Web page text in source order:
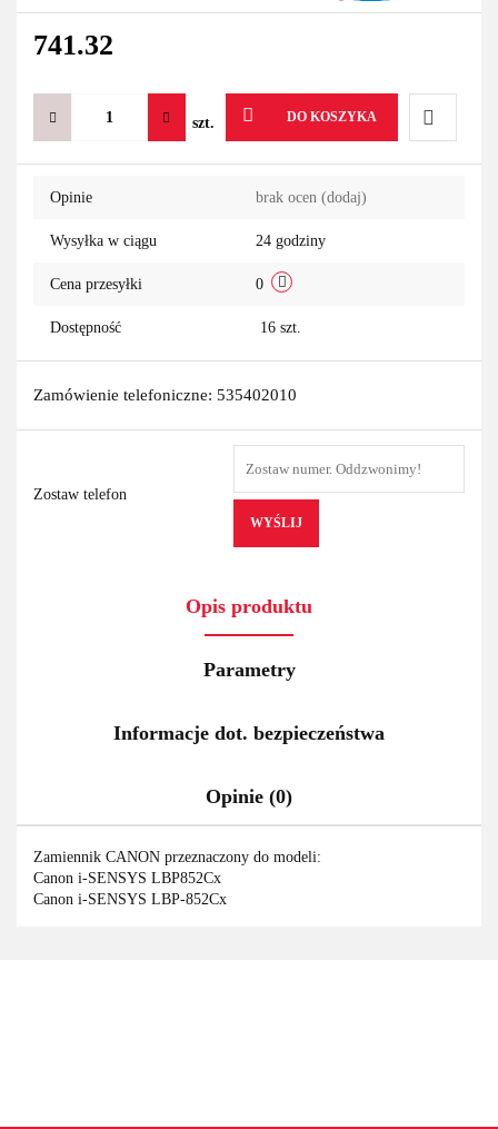
741.32
szt. DO KOSZYKA
Do
Opinie brak ocen (dodaj)
Wysyłka w ciągu 24 godziny
Cena przesyłki 0
Dostępność 16 szt.
Zamówienie telefoniczne: 535402010
Zostaw telefon
WYŚLIJ
Opis produktu
Parametry
Informacje dot. bezpieczeństwa
Opinie (0)
Zamiennik CANON przeznaczony do modeli:
Canon i-SENSYS LBP852Cx
Canon i-SENSYS LBP-852Cx